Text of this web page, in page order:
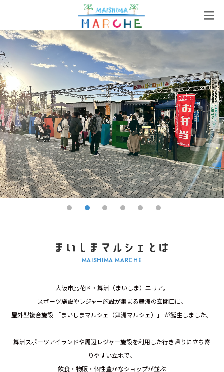
MAISHIMA MARCHE
大阪市此花区・舞洲（まいしま）エリア。
スポーツ施設やレジャー施設が集まる舞洲の玄関口に、
屋外型複合施設 「まいしまマルシェ（舞洲マルシェ）」 が誕生しました。
舞洲スポーツアイランドや周辺レジャー施設を利用した行き帰りに立ち寄
りやすい立地で、
飲食・物販・個性豊かなショップが並ぶ